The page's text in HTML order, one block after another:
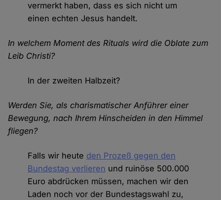
vermerkt haben, dass es sich nicht um
einen echten Jesus handelt.
In welchem Moment des Rituals wird die Oblate zum
Leib Christi?
In der zweiten Halbzeit?
Werden Sie, als charismatischer Anführer einer
Bewegung, nach Ihrem Hinscheiden in den Himmel
fliegen?
Falls wir heute den Prozeß gegen den
Bundestag verlieren und ruinöse 500.000
Euro abdrücken müssen, machen wir den
Laden noch vor der Bundestagswahl zu,